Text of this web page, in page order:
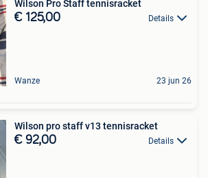
Wilson Pro Staff tennisracket
€ 125,00 Details
Wanze 23 jun 26
Wilson pro staff v13 tennisracket
€ 92,00 Details